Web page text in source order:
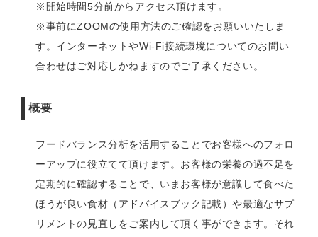
※開始時間5分前からアクセス頂けます。
※事前にZOOMの使用方法のご確認をお願いいたしま
す。インターネットやWi-Fi接続環境についてのお問い
合わせはご対応しかねますのでご了承ください。
概要
フードバランス分析を活用することでお客様へのフォロ
ーアップに役立てて頂けます。お客様の栄養の過不足を
定期的に確認することで、いまお客様が意識して食べた
ほうが良い食材（アドバイスブック記載）や最適なサプ
リメントの見直しをご案内して頂く事ができます。それ